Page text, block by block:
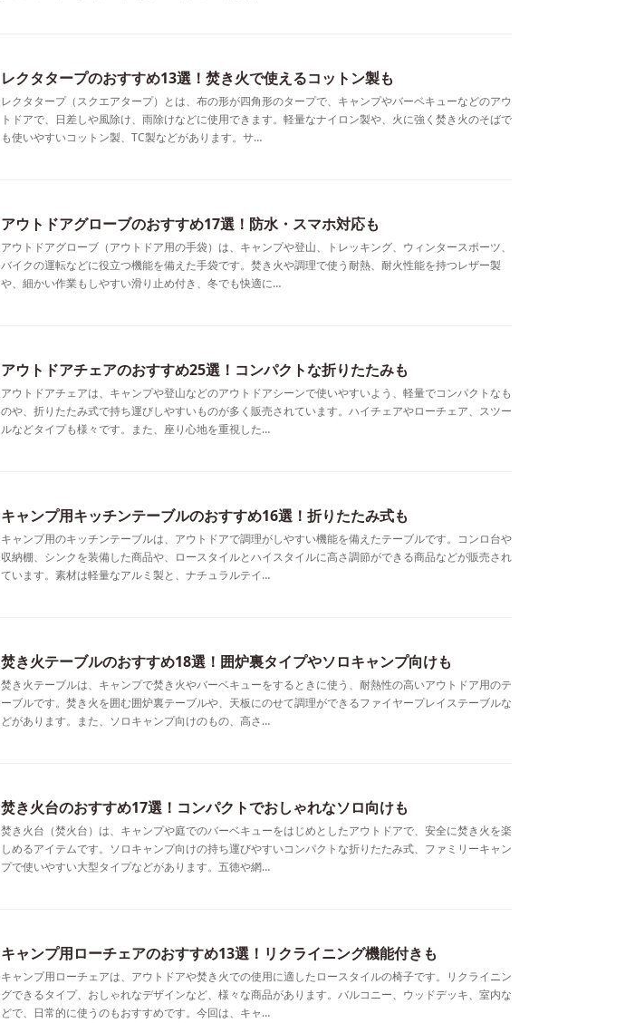
レクタタープのおすすめ13選！焚き火で使えるコットン製も
レクタタープ（スクエアタープ）とは、布の形が四角形のタープで、キャンプやバーベキューなどのアウ
トドアで、日差しや風除け、雨除けなどに使用できます。軽量なナイロン製や、火に強く焚き火のそばで
も使いやすいコットン製、TC製などがあります。サ…
アウトドアグローブのおすすめ17選！防水・スマホ対応も
アウトドアグローブ（アウトドア用の手袋）は、キャンプや登山、トレッキング、ウィンタースポーツ、
バイクの運転などに役立つ機能を備えた手袋です。焚き火や調理で使う耐熱、耐火性能を持つレザー製
や、細かい作業もしやすい滑り止め付き、冬でも快適に…
アウトドアチェアのおすすめ25選！コンパクトな折りたたみも
アウトドアチェアは、キャンプや登山などのアウトドアシーンで使いやすいよう、軽量でコンパクトなも
のや、折りたたみ式で持ち運びしやすいものが多く販売されています。ハイチェアやローチェア、スツー
ルなどタイプも様々です。また、座り心地を重視した…
キャンプ用キッチンテーブルのおすすめ16選！折りたたみ式も
キャンプ用のキッチンテーブルは、アウトドアで調理がしやすい機能を備えたテーブルです。コンロ台や
収納棚、シンクを装備した商品や、ロースタイルとハイスタイルに高さ調節ができる商品などが販売され
ています。素材は軽量なアルミ製と、ナチュラルテイ…
焚き火テーブルのおすすめ18選！囲炉裏タイプやソロキャンプ向けも
焚き火テーブルは、キャンプで焚き火やバーベキューをするときに使う、耐熱性の高いアウトドア用のテ
ーブルです。焚き火を囲む囲炉裏テーブルや、天板にのせて調理ができるファイヤープレイステーブルな
どがあります。また、ソロキャンプ向けのもの、高さ…
焚き火台のおすすめ17選！コンパクトでおしゃれなソロ向けも
焚き火台（焚火台）は、キャンプや庭でのバーベキューをはじめとしたアウトドアで、安全に焚き火を楽
しめるアイテムです。ソロキャンプ向けの持ち運びやすいコンパクトな折りたたみ式、ファミリーキャン
プで使いやすい大型タイプなどがあります。五徳や網…
キャンプ用ローチェアのおすすめ13選！リクライニング機能付きも
キャンプ用ローチェアは、アウトドアや焚き火での使用に適したロースタイルの椅子です。リクライニン
グできるタイプ、おしゃれなデザインなど、様々な商品があります。バルコニー、ウッドデッキ、室内な
どで、日常的に使うのもおすすめです。今回は、キャ…